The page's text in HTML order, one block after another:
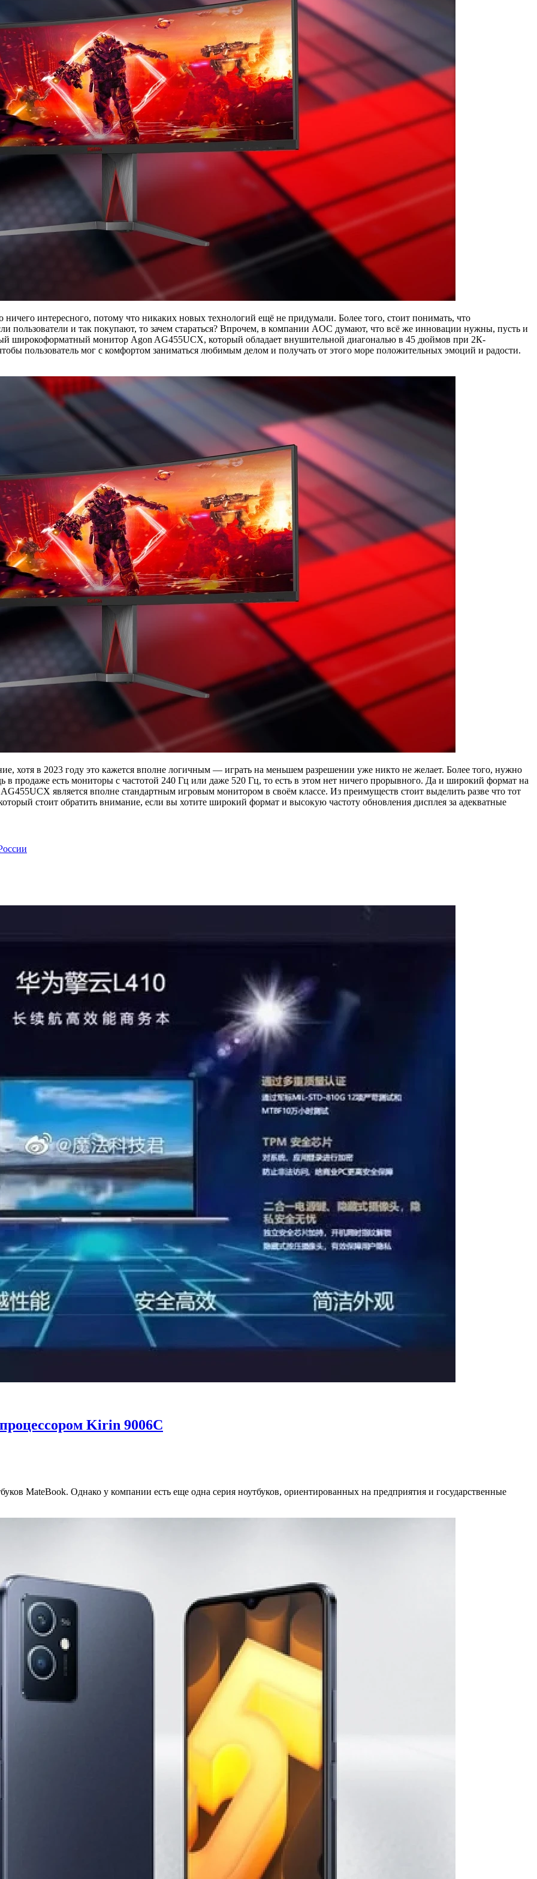
интересного, потому что никаких новых технологий ещё не придумали. Более того, стоит понимать, что
пользователи и так покупают, то зачем стараться? Впрочем, в компании AOC думают, что всё же инновации нужны, пусть и
широкоформатный монитор Agon AG455UCX, который обладает внушительной диагональю в 45 дюймов при 2К-
пользователь мог с комфортом заниматься любимым делом и получать от этого море положительных эмоций и радости.
хотя в 2023 году это кажется вполне логичным — играть на меньшем разрешении уже никто не желает. Более того, нужно
в продаже есть мониторы с частотой 240 Гц или даже 520 Гц, то есть в этом нет ничего прорывного. Да и широкий формат на
является вполне стандартным игровым монитором в своём классе. Из преимуществ стоит выделить разве что тот
стоит обратить внимание, если вы хотите широкий формат и высокую частоту обновления дисплея за адекватные
Kirin 9006C
MateBook. Однако у компании есть еще одна серия ноутбуков, ориентированных на предприятия и государственные